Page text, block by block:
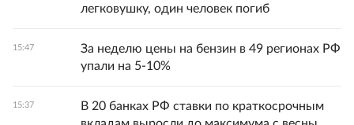
легковушку, один человек погиб
15:47
За неделю цены на бензин в 49 регионах РФ
упали на 5-10%
15:37
В 20 банках РФ ставки по краткосрочным